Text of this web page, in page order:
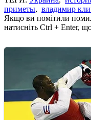
приметы, владимир
Якщо ви помітили
натисніть Ctrl + Enter,